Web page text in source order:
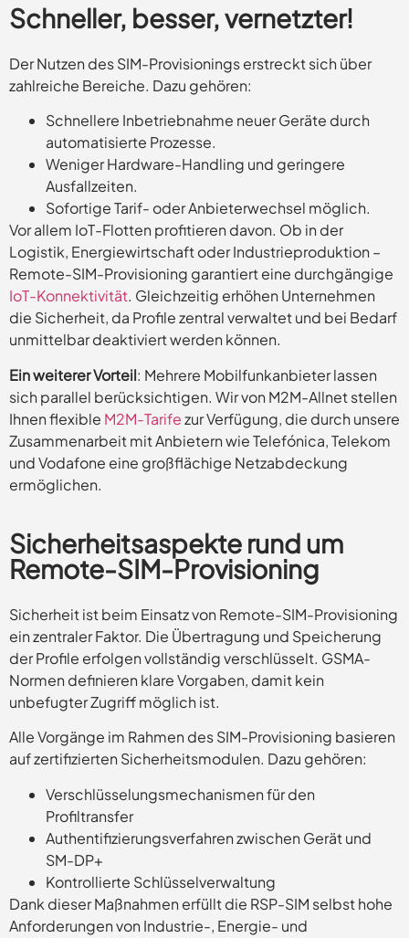
Schneller, besser, vernetzter!
Der Nutzen des SIM-Provisionings erstreckt sich über
zahlreiche Bereiche. Dazu gehören:
Schnellere Inbetriebnahme neuer Geräte durch
automatisierte Prozesse.
Weniger Hardware-Handling und geringere
Ausfallzeiten.
Sofortige Tarif- oder Anbieterwechsel möglich.
Vor allem IoT-Flotten profitieren davon. Ob in der
Logistik, Energiewirtschaft oder Industrieproduktion –
Remote-SIM-Provisioning garantiert eine durchgängige
IoT-Konnektivität. Gleichzeitig erhöhen Unternehmen
die Sicherheit, da Profile zentral verwaltet und bei Bedarf
unmittelbar deaktiviert werden können.
Ein weiterer Vorteil: Mehrere Mobilfunkanbieter lassen
sich parallel berücksichtigen. Wir von M2M-Allnet stellen
Ihnen flexible M2M-Tarifezur Verfügung, die durch unsere
Zusammenarbeit mit Anbietern wie Telefónica, Telekom
und Vodafone eine großflächige Netzabdeckung
ermöglichen.
Sicherheitsaspekte rund um
Remote-SIM-Provisioning
Sicherheit ist beim Einsatz von Remote-SIM-Provisioning
ein zentraler Faktor. Die Übertragung und Speicherung
der Profile erfolgen vollständig verschlüsselt. GSMA-
Normen definieren klare Vorgaben, damit kein
unbefugter Zugriff möglich ist.
Alle Vorgänge im Rahmen des SIM-Provisioning basieren
auf zertifizierten Sicherheitsmodulen. Dazu gehören:
Verschlüsselungsmechanismen für den
Profiltransfer
Authentifizierungsverfahren zwischen Gerät und
SM-DP+
Kontrollierte Schlüsselverwaltung
Dank dieser Maßnahmen erfüllt die RSP-SIM selbst hohe
Anforderungen von Industrie-, Energie- und